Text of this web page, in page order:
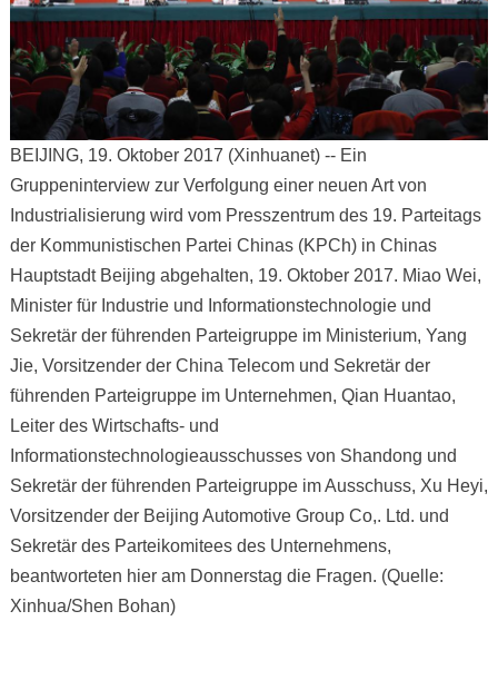
BEIJING, 19. Oktober 2017 (Xinhuanet) -- Ein
Gruppeninterview zur Verfolgung einer neuen Art von
Industrialisierung wird vom Presszentrum des 19. Parteitags
der Kommunistischen Partei Chinas (KPCh) in Chinas
Hauptstadt Beijing abgehalten, 19. Oktober 2017. Miao Wei,
Minister für Industrie und Informationstechnologie und
Sekretär der führenden Parteigruppe im Ministerium, Yang
Jie, Vorsitzender der China Telecom und Sekretär der
führenden Parteigruppe im Unternehmen, Qian Huantao,
Leiter des Wirtschafts- und
Informationstechnologieausschusses von Shandong und
Sekretär der führenden Parteigruppe im Ausschuss, Xu Heyi,
Vorsitzender der Beijing Automotive Group Co,. Ltd. und
Sekretär des Parteikomitees des Unternehmens,
beantworteten hier am Donnerstag die Fragen. (Quelle:
Xinhua/Shen Bohan)